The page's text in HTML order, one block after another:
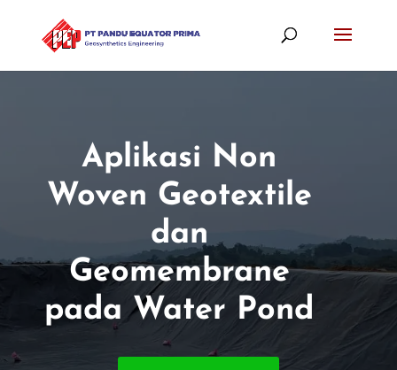
Aplikasi Non
Woven Geotextile
dan
Geomembrane
pada Water Pond